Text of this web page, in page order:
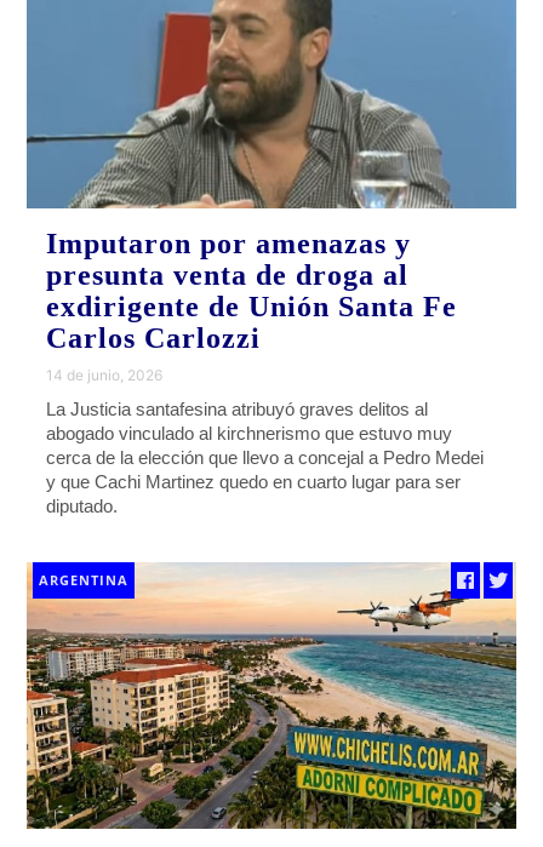
Imputaron por amenazas y
presunta venta de droga al
exdirigente de Unión Santa Fe
Carlos Carlozzi
14 de junio, 2026
La Justicia santafesina atribuyó graves delitos al
abogado vinculado al kirchnerismo que estuvo muy
cerca de la elección que llevo a concejal a Pedro Medei
y que Cachi Martinez quedo en cuarto lugar para ser
diputado.
ARGENTINA